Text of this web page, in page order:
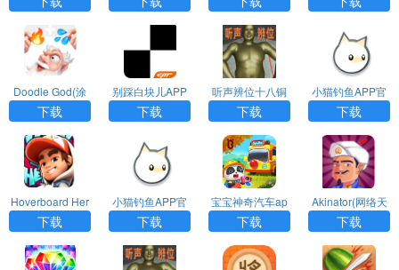
版
Doodle God(涂
鸦上帝)APP最新
版
下载
别踩白块儿APP
最新版
下载
听声辨位十八铜
人阵app
下载
小猫钓鱼APP官
方版
下载
Hoverboard Her
oes(滑板英雄)AP
P官方版
下载
小猫钓鱼APP官
方版
下载
宝宝神奇汽车ap
p
下载
Akinator(网络天
才)APP最新版
下载